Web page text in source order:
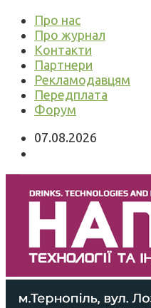
Про нас
Про журнал
Контакти
Партнери
Рекламодавцям
Передплата
Форум
07.08.2026